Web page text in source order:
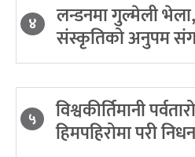
४ लन्डनमा गुल्मेली
संस्कृतिको अनुपम
५ विश्वकीर्तिमानी
हिमपहिरोमा परी निधन